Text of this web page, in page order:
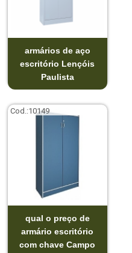
armários de aço
escritório Lençóis
Paulista
Cod.:10149
qual o preço de
armário escritório
com chave Campo